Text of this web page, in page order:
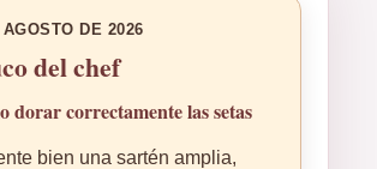
DE 2026
del chef
dorar correctamente las setas
bien una sartén amplia,